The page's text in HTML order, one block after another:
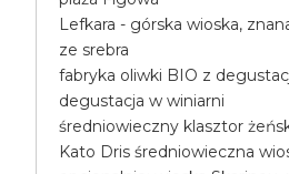
Lefkara - górska wioska,
ze srebra
fabryka oliwki BIO z
degustacja w winiarni
średniowieczny klasztor
Kato Dris średniowieczna